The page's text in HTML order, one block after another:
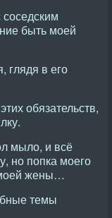
быть моей
глядя в его
обязательств,
мыло, и всё
но попка моего
жены…
темы